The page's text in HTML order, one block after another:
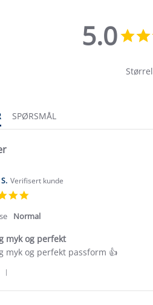
5.0
SPØRSMÅL
Verifisert kunde
rating
Normal
myk og perfekt
myk og perfekt passform 👍
Review